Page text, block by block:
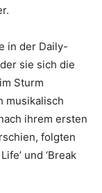
in der Daily-
sie sich die
Sturm
musikalisch
ihrem ersten
folgten
und ‘Break